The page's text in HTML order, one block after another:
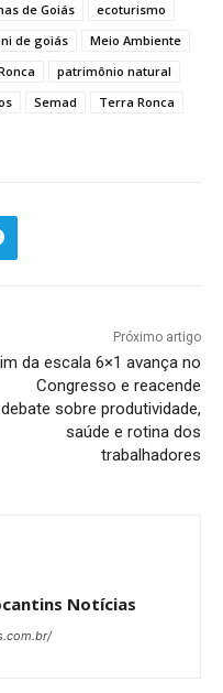
de Goiás
ecoturismo
de goiás
Meio Ambiente
patrimônio natural
Semad
Terra Ronca
Próximo artigo
da escala 6×1 avança no
Congresso e reacende
debate sobre produtividade,
saúde e rotina dos
trabalhadores
Notícias